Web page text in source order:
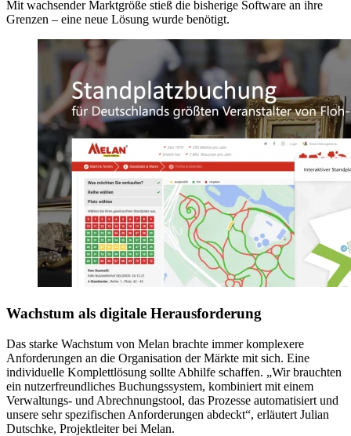
Mit wachsender Marktgröße stieß die bisherige Software an ihre
Grenzen – eine neue Lösung wurde benötigt.
Wachstum als digitale Herausforderung
Das starke Wachstum von Melan brachte immer komplexere
Anforderungen an die Organisation der Märkte mit sich. Eine
individuelle Komplettlösung sollte Abhilfe schaffen. „Wir brauchten
ein nutzerfreundliches Buchungssystem, kombiniert mit einem
Verwaltungs- und Abrechnungstool, das Prozesse automatisiert und
unsere sehr spezifischen Anforderungen abdeckt“, erläutert Julian
Dutschke, Projektleiter bei Melan.